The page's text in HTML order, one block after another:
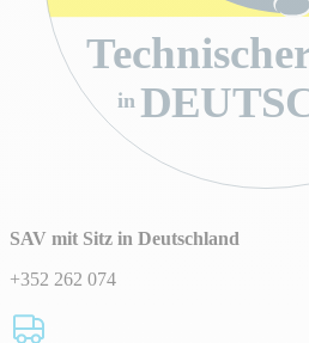
in
SAV mit Sitz in Deutschland
+352 262 074